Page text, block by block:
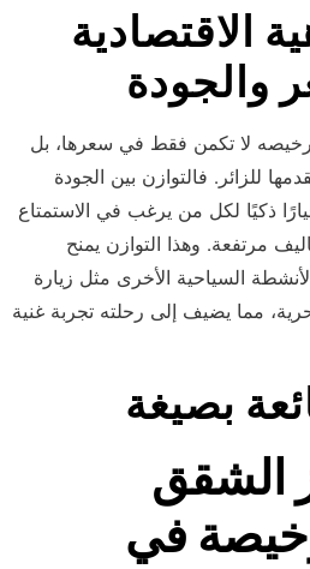
الاقتصادية
والجودة
لا تكمن فقط في سعرها، بل
للزائر. فالتوازن بين الجودة
ذكيًا لكل من يرغب في الاستمتاع
مرتفعة. وهذا التوازن يمنح
السياحية الأخرى مثل زيارة
مما يضيف إلى رحلته تجربة غنية
بصيغة
الشقق
في